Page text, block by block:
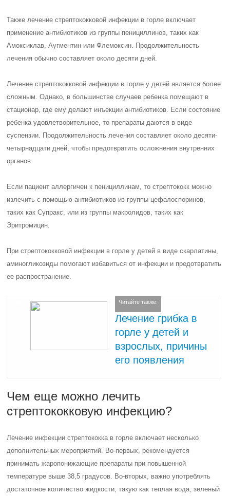
Также лечение стрептококковой инфекции в горле включает
применение антибиотиков из группы пенициллинов, таких как
Амоксиклав, Аугментин или Флемоксин. Продолжительность
лечения обычно составляет около десяти дней.
Лечение стрептококковой инфекции в горле у детей является более
сложным. Однако, в большинстве случаев ребенка помещают в
стационар, где ему делают инъекции антибиотиков. Если состояние
ребенка удовлетворительное, то препараты даются в виде
суспензии. Продолжительность лечения составляет около десяти-
четырнадцати дней, чтобы предотвратить осложнения внутренних
органов.
Если пациент аллергичен к пенициллинам, то стрептококк можно
излечить с помощью антибиотиков из группы цефалоспоринов,
таких как Супракс, или из группы макролидов, таких как
Эритромицин.
При стрептококковой инфекции в горле у детей в виде скарлатины,
аминогликозиды помогают избавиться от инфекции и предотвратить
ее распространение.
Читайте также:
Лечение грибка в
горле у детей и
взрослых, причины
его появления
Чем еще можно лечить
стрептококковую инфекцию?
Лечение инфекции стрептококка в горле включает несколько
дополнительных мероприятий. Во-первых, рекомендуется
принимать жаропонижающие препараты при повышенной
температуре выше 38,5 градусов. Во-вторых, важно употреблять
достаточное количество жидкости, такую как теплая вода, зеленый